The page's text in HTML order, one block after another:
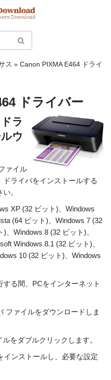
ス » Canon PIXMA E464 ドライ
ドライバー
ラ
ウ
ァイル
ライバをインストールする
。
XP (32 ビット)、Windows
(64 ビット)、Windows 7 (32
、Windows 8 (32 ビット)、
Windows 8.1 (32 ビット)、
10 (32 ビット)、Windows
る間、PCをインターネット
ファイルをダウンロードしま
をダブルクリックします。
インストールし、必要な設定